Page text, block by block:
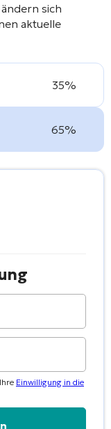
sich
aktuelle
35%
65%
Einwilligung in die